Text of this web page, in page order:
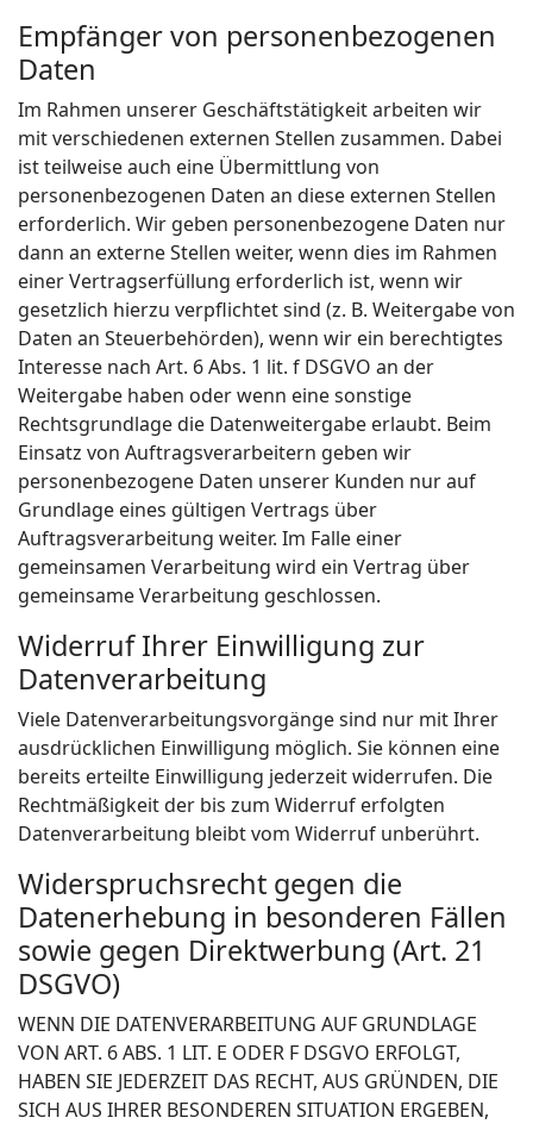
Empfänger von personenbezogenen
Daten
Im Rahmen unserer Geschäftstätigkeit arbeiten wir
mit verschiedenen externen Stellen zusammen. Dabei
ist teilweise auch eine Übermittlung von
personenbezogenen Daten an diese externen Stellen
erforderlich. Wir geben personenbezogene Daten nur
dann an externe Stellen weiter, wenn dies im Rahmen
einer Vertragserfüllung erforderlich ist, wenn wir
gesetzlich hierzu verpflichtet sind (z. B. Weitergabe von
Daten an Steuerbehörden), wenn wir ein berechtigtes
Interesse nach Art. 6 Abs. 1 lit. f DSGVO an der
Weitergabe haben oder wenn eine sonstige
Rechtsgrundlage die Datenweitergabe erlaubt. Beim
Einsatz von Auftragsverarbeitern geben wir
personenbezogene Daten unserer Kunden nur auf
Grundlage eines gültigen Vertrags über
Auftragsverarbeitung weiter. Im Falle einer
gemeinsamen Verarbeitung wird ein Vertrag über
gemeinsame Verarbeitung geschlossen.
Widerruf Ihrer Einwilligung zur
Datenverarbeitung
Viele Datenverarbeitungsvorgänge sind nur mit Ihrer
ausdrücklichen Einwilligung möglich. Sie können eine
bereits erteilte Einwilligung jederzeit widerrufen. Die
Rechtmäßigkeit der bis zum Widerruf erfolgten
Datenverarbeitung bleibt vom Widerruf unberührt.
Widerspruchsrecht gegen die
Datenerhebung in besonderen Fällen
sowie gegen Direktwerbung (Art. 21
DSGVO)
WENN DIE DATENVERARBEITUNG AUF GRUNDLAGE
VON ART. 6 ABS. 1 LIT. E ODER F DSGVO ERFOLGT,
HABEN SIE JEDERZEIT DAS RECHT, AUS GRÜNDEN, DIE
SICH AUS IHRER BESONDEREN SITUATION ERGEBEN,